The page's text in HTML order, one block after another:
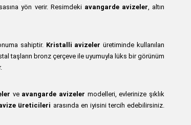
yön verir. Resimdeki avangarde avizeler , altın
sahiptir. Kristalli avizeler üretiminde kullanılan
taşların bronz çerçeve ile uyumuyla lüks bir görünüm
ve avangarde avizeler modelleri, evlerinize şıklık
üreticileri arasında en iyisini tercih edebilirsiniz.